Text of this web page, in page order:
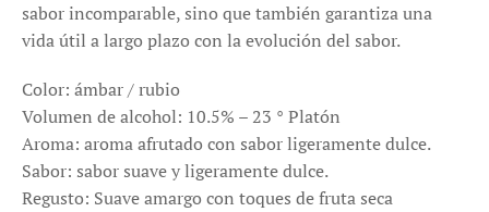
sabor incomparable, sino que también garantiza una
vida útil a largo plazo con la evolución del sabor.
Color: ámbar / rubio
Volumen de alcohol: 10.5% – 23 ° Platón
Aroma: aroma afrutado con sabor ligeramente dulce.
Sabor: sabor suave y ligeramente dulce.
Regusto: Suave amargo con toques de fruta seca